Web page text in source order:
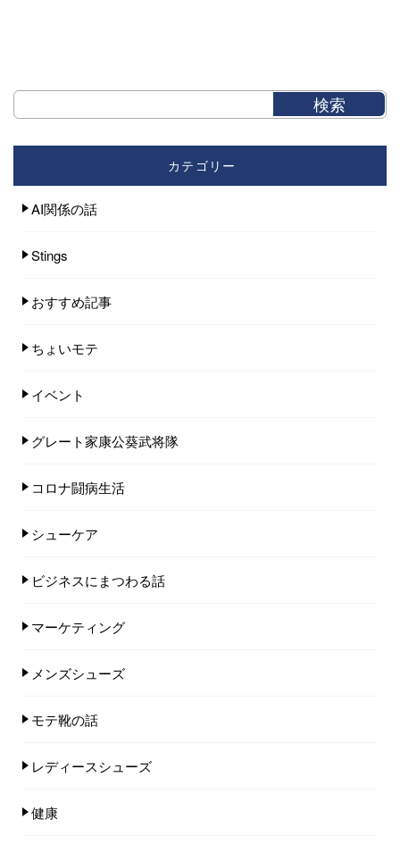
カテゴリー
AI関係の話
Stings
おすすめ記事
ちょいモテ
イベント
グレート家康公葵武将隊
コロナ闘病生活
シューケア
ビジネスにまつわる話
マーケティング
メンズシューズ
モテ靴の話
レディースシューズ
健康